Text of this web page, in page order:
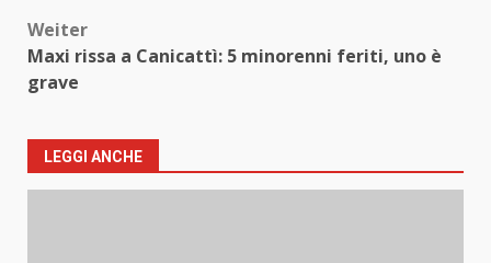
Weiter
Maxi rissa a Canicattì: 5 minorenni feriti, uno è
grave
LEGGI ANCHE